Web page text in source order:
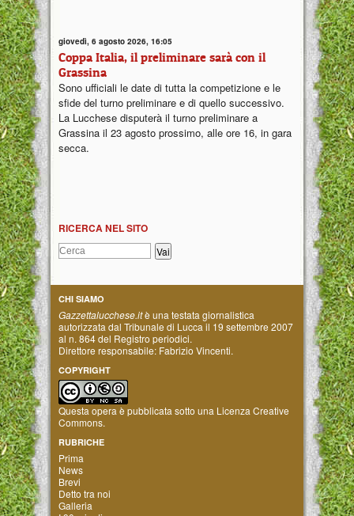
giovedì, 6 agosto 2026, 16:05
Coppa Italia, il preliminare sarà con il
Grassina
Sono ufficiali le date di tutta la competizione e le
sfide del turno preliminare e di quello successivo.
La Lucchese disputerà il turno preliminare a
Grassina il 23 agosto prossimo, alle ore 16, in gara
secca.
RICERCA NEL SITO
CHI SIAMO
Gazzettalucchese.itè una testata giornalistica
autorizzata dal Tribunale di Lucca il 19 settembre 2007
al n. 864 del Registro periodici.
Direttore responsabile: Fabrizio Vincenti.
COPYRIGHT
Questa opera è pubblicata sotto una Licenza Creative
Commons.
RUBRICHE
Prima
News
Brevi
Detto tra noi
Galleria